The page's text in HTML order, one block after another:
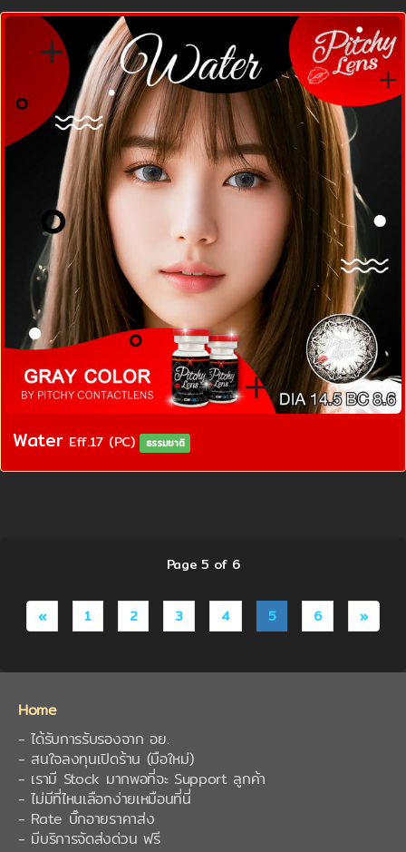
Water Eff.17 (PC) ธรรมชาติ
Page 5 of 6
« 1 2 3 4 5 6 »
Home
- ได้รับการรับรองจาก อย.
- สนใจลงทุนเปิดร้าน (มือใหม่)
- เรามี Stock มากพอที่จะ Support ลูกค้า
- ไม่มีที่ไหนเลือกง่ายเหมือนที่นี่
- Rate บิ๊กอายราคาส่ง
- มีบริการจัดส่งด่วน ฟรี